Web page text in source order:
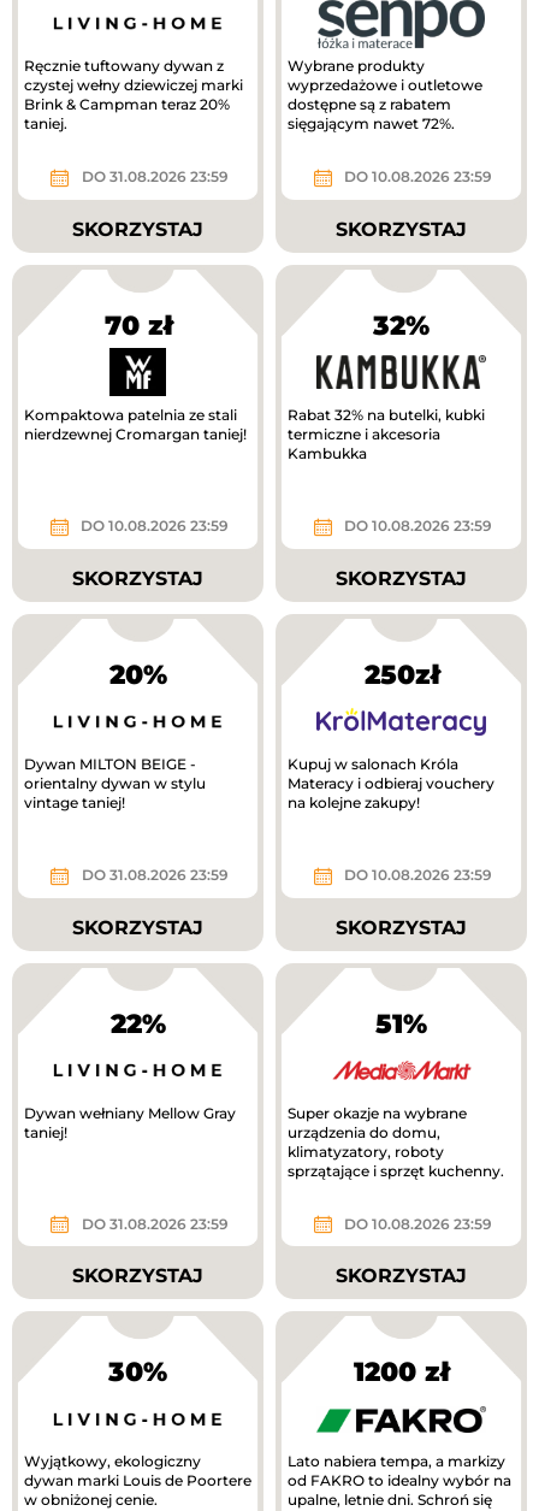
Ręcznie tuftowany dywan z
czystej wełny dziewiczej marki
Brink & Campman teraz 20%
taniej.
DO 31.08.2026 23:59
SKORZYSTAJ
Wybrane produkty
wyprzedażowe i outletowe
dostępne są z rabatem
sięgającym nawet 72%.
DO 10.08.2026 23:59
SKORZYSTAJ
70 zł
Kompaktowa patelnia ze stali
nierdzewnej Cromargan taniej!
DO 10.08.2026 23:59
SKORZYSTAJ
32%
Rabat 32% na butelki, kubki
termiczne i akcesoria
Kambukka
DO 10.08.2026 23:59
SKORZYSTAJ
20%
Dywan MILTON BEIGE -
orientalny dywan w stylu
vintage taniej!
DO 31.08.2026 23:59
SKORZYSTAJ
250zł
Kupuj w salonach Króla
Materacy i odbieraj vouchery
na kolejne zakupy!
DO 10.08.2026 23:59
SKORZYSTAJ
22%
Dywan wełniany Mellow Gray
taniej!
DO 31.08.2026 23:59
SKORZYSTAJ
51%
Super okazje na wybrane
urządzenia do domu,
klimatyzatory, roboty
sprzątające i sprzęt kuchenny.
DO 10.08.2026 23:59
SKORZYSTAJ
30%
Wyjątkowy, ekologiczny
dywan marki Louis de Poortere
w obniżonej cenie.
1200 zł
Lato nabiera tempa, a markizy
od FAKRO to idealny wybór na
upalne, letnie dni. Schroń się